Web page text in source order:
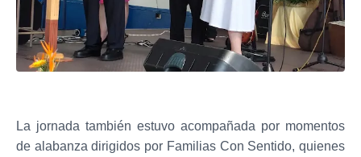
La jornada también estuvo acompañada por momentos
de alabanza dirigidos por Familias Con Sentido, quienes